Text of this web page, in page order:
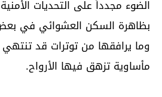
الضوء مجدداً على التحديات
بظاهرة السكن العشوائي في بعض
وما يرافقها من توترات قد تنتهي
مأساوية تزهق فيها الأرواح.